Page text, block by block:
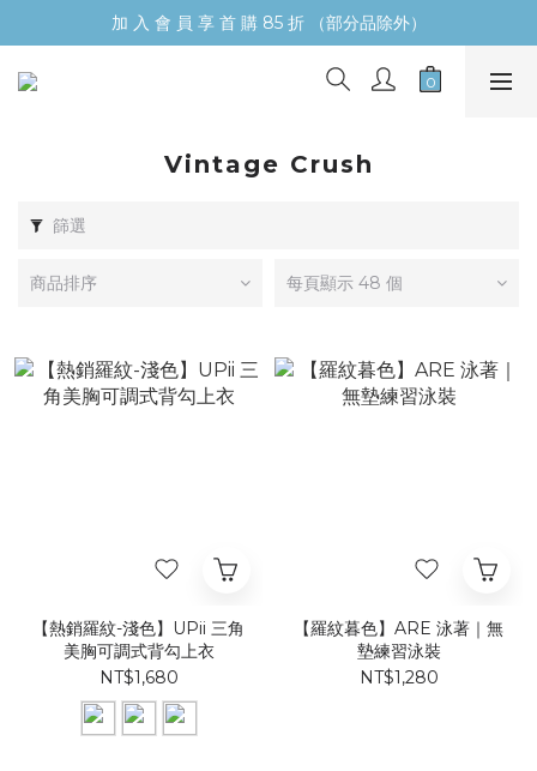
加 入 會 員 享 首 購 85 折 （部分品除外）
Vintage Crush
篩選
商品排序 每頁顯示 48 個
【熱銷羅紋-淺色】UPii 三角
美胸可調式背勾上衣
NT$1,680
【羅紋暮色】ARE 泳著｜無
墊練習泳裝
NT$1,280